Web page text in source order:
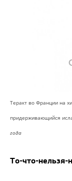
Теракт во Франции на
придерживающийся
года
То-что-нельзя-